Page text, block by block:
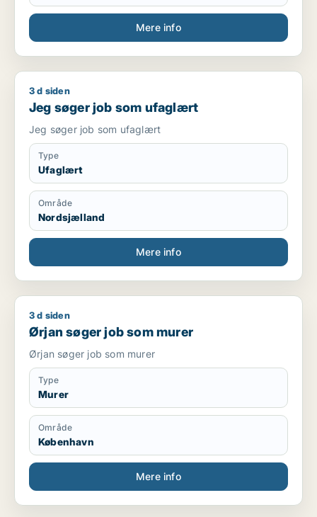
Mere info
Jeg søger job som ufaglært
3 d siden
Jeg søger job som ufaglært
Jeg søger job som ufaglært
Type
Ufaglært
Område
Nordsjælland
Mere info
Ørjan søger job som murer
3 d siden
Ørjan søger job som murer
Ørjan søger job som murer
Type
Murer
Område
København
Mere info